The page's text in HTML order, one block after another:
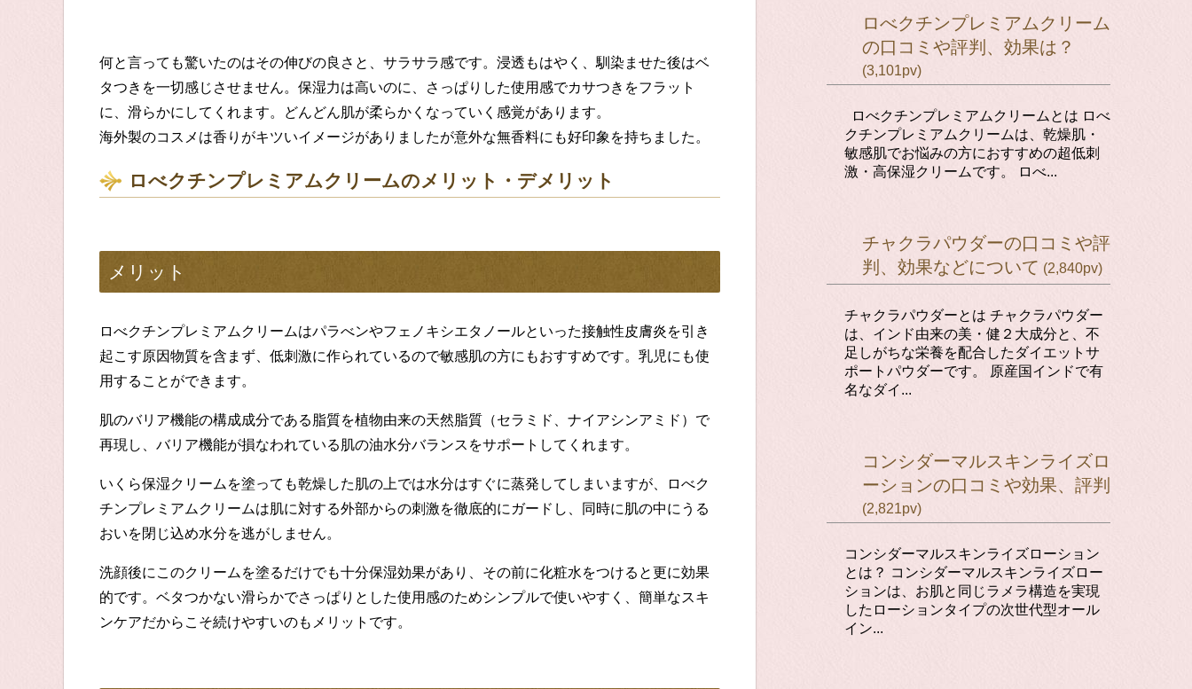
何と言っても驚いたのはその伸びの良さと、サラサラ感です。 浸透もはやく、馴染ませた後はベ
タつきを一切感じさせません。 保湿力は高いのに
、さっぱりした使用感でカサつきをフラット
に、滑らかにしてくれます。どんどん肌が柔らかくなっていく感覚があります。
海外製のコスメは香りがキツいイメージがありましたが意外な無香料に も好印象を持ちました。
ロべクチンプレミアムクリームのメリット・デメリット
メリット
ロべクチンプレミアムクリームはパラべンやフェノキシエタノールといった接触性皮膚炎を引き
起こす原因物質を含まず、低刺激に作られているので敏感肌の方にもおすすめです。乳児にも使
用することができます。
肌のバリア機能の構成成分である脂質を植物由来の天然脂質（セラミド、ナイアシンアミド）で
再現し、バリア機能が損なわれている肌の油水分バランスをサポートしてくれます。
いくら保湿クリームを塗っても乾燥した肌の上では水分はすぐに蒸発してしまいますが、ロべク
チンプレミアムクリームは肌に対する外部からの刺激を徹底的にガードし、同時に肌の中にうる
おいを閉じ込め水分を逃がしません。
洗顔後にこのクリームを塗るだけでも十分保湿効果があり、その前に化粧水をつけると更に効果
的です。ベタつかない滑らかでさっぱりとした使用感のためシンプルで使いやすく、 簡単なスキ
ンケアだからこそ続けやすいのもメリットです。
ロべクチンプレミアムクリーム
の口コミや評判、効果は？
(3,101pv)
ロべクチンプレミアムクリームとは ロべ
クチンプレミアムクリームは、乾燥肌・
敏感肌でお悩みの方におすすめの超低刺
激・高保湿クリームです。 ロべ...
チャクラパウダーの口コミや評
判、効果などについて (2,840pv)
チャクラパウダーとは チャクラパウダー
は、インド由来の美・健２大成分と、不
足しがちな栄養を配合したダイエットサ
ポートパウダーです。 原産国インドで有
名なダイ...
コンシダーマルスキンライズロ
ーションの口コミや効果、評判
(2,821pv)
コンシダーマルスキンライズローション
とは？ コンシダーマルスキンライズロー
ションは、お肌と同じラメラ構造を実現
したローションタイプの次世代型オール
イン...